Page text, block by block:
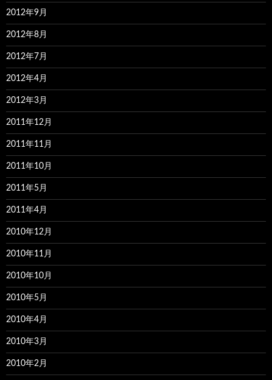
2012年9月
2012年8月
2012年7月
2012年4月
2012年3月
2011年12月
2011年11月
2011年10月
2011年5月
2011年4月
2010年12月
2010年11月
2010年10月
2010年5月
2010年4月
2010年3月
2010年2月